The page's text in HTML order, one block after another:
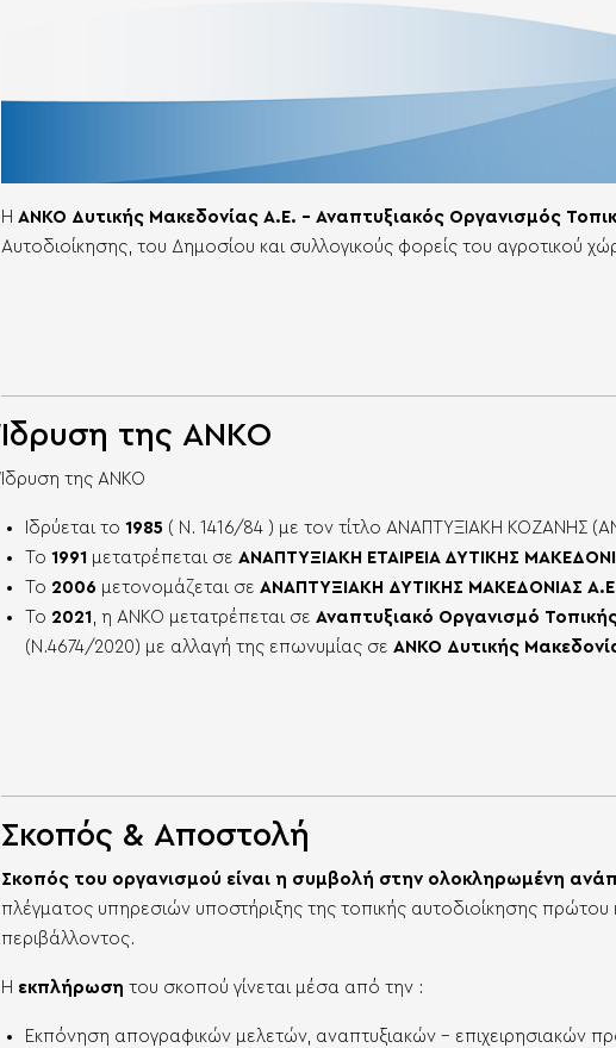
Η ΑΝΚΟ Δυτικής Μακεδονίας Α.Ε. – Αναπτυξιακός Οργανισμός
Αυτοδιοίκησης, του Δημοσίου και συλλογικούς φορείς του αγροτικού
Ίδρυση της ΑΝΚΟ
Ίδρυση της ΑΝΚΟ
Ιδρύεται το 1985 ( Ν. 1416/84 ) με τον τίτλο ΑΝΑΠΤΥΞΙΑΚΗ ΚΟΖΑΝΗΣ
Το 1991 μετατρέπεται σε ΑΝΑΠΤΥΞΙΑΚΗ ΕΤΑΙΡΕΙΑ ΔΥΤΙΚΗΣ
Το 2006 μετονομάζεται σε ΑΝΑΠΤΥΞΙΑΚΗ ΔΥΤΙΚΗΣ ΜΑΚΕΔΟΝΙΑΣ
Το 2021 , η ANKO μετατρέπεται σε Αναπτυξιακό Οργανισμό
(Ν.4674/2020) με αλλαγή της επωνυμίας σε ΑΝΚΟ Δυτικής
Σκοπός & Αποστολή
Σκοπός του οργανισμού είναι η συμβολή στην ολοκληρωμένη
πλέγματος υπηρεσιών υποστήριξης της τοπικής αυτοδιοίκησης
περιβάλλοντος.
Η εκπλήρωση του σκοπού γίνεται μέσα από την :
Εκπόνηση απογραφικών μελετών, αναπτυξιακών – επιχειρησιακών